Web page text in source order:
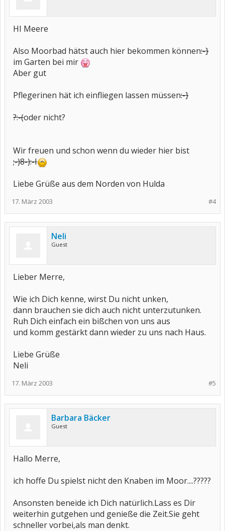
HI Meere
Also Moorbad hätst auch hier bekommen können:-}
im Garten bei mir
Aber gut
Pflegerinen hät ich einfliegen lassen müssen:-}
?:-(oder nicht?
Wir freuen und schon wenn du wieder hier bist
;-)8-):-I
Liebe Grüße aus dem Norden von Hulda
#4
17. März 2003
Neli
Guest
Lieber Merre,
Wie ich Dich kenne, wirst Du nicht unken,
dann brauchen sie dich auch nicht unterzutunken.
Ruh Dich einfach ein bißchen von uns aus
und komm gestärkt dann wieder zu uns nach Haus.
Liebe Grüße
Neli
#5
17. März 2003
Barbara Bäcker
Guest
Hallo Merre,
ich hoffe Du spielst nicht den Knaben im Moor....?????
Ansonsten beneide ich Dich natürlich.Lass es Dir
weiterhin gutgehen und genieße die Zeit.Sie geht
schneller vorbei,als man denkt.